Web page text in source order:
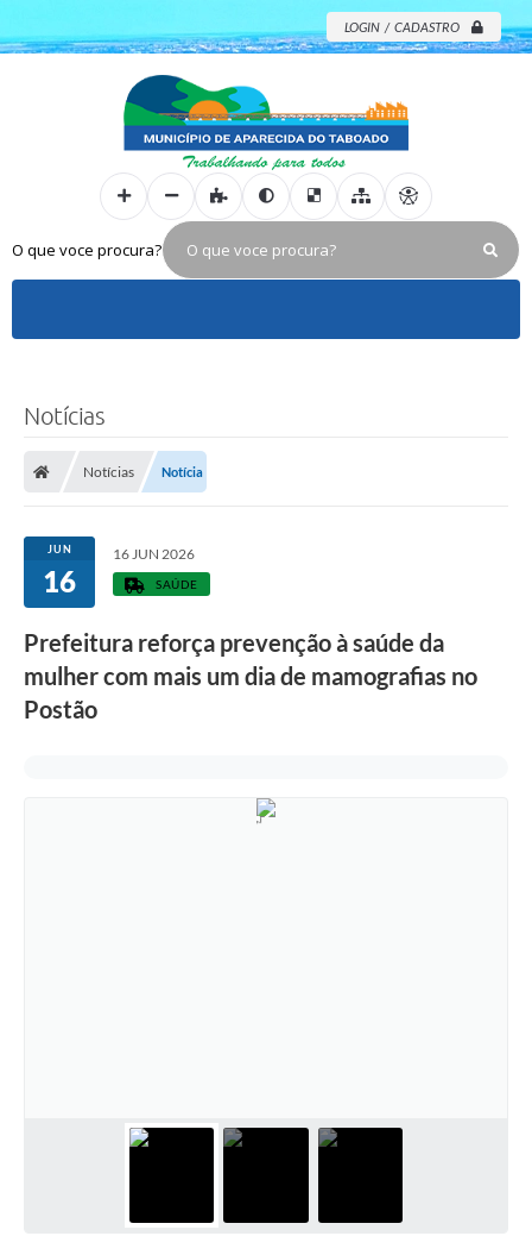
LOGIN / CADASTRO
O que voce procura?
Notícias
Notícias Notícia
JUN
16
16 JUN 2026
SAÚDE
Prefeitura reforça prevenção à saúde da
mulher com mais um dia de mamografias no
Postão